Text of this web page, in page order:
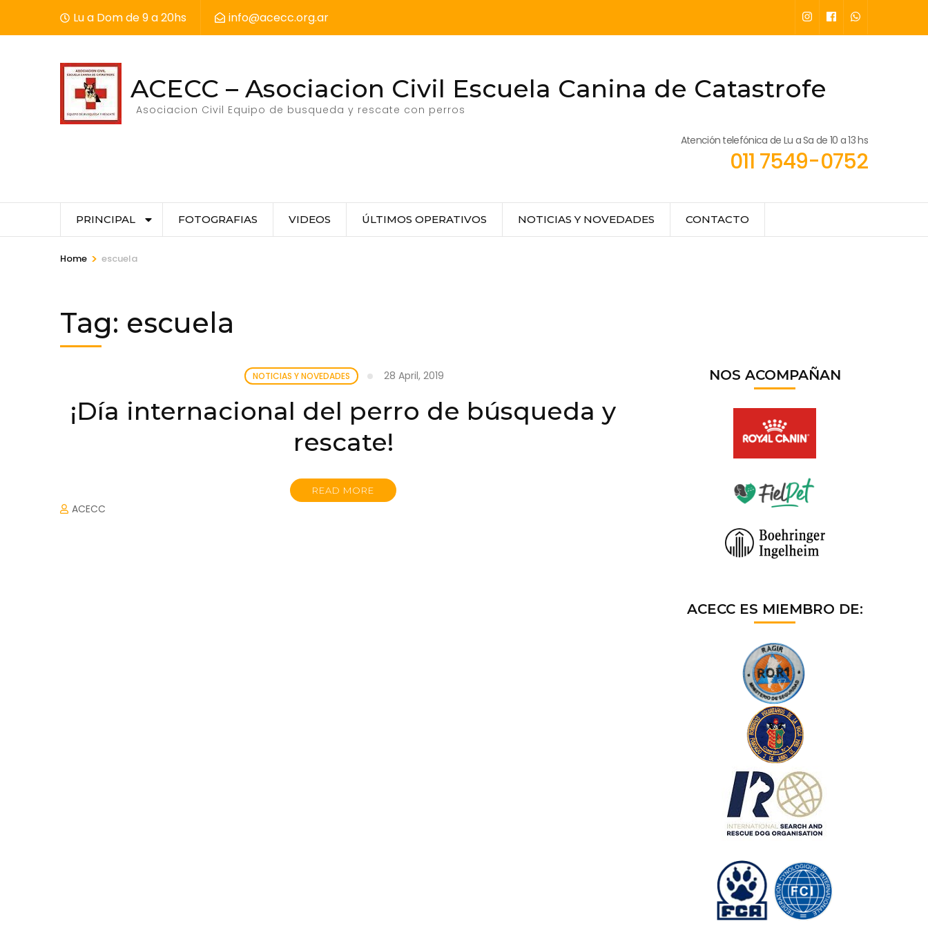
Lu a Dom de 9 a 20hs info@acecc.org.ar
ACECC – Asociacion Civil Escuela Canina de Catastrofe
Asociacion Civil Equipo de busqueda y rescate con perros
Atención telefónica de Lu a Sa de 10 a 13 hs
011 7549-0752
PRINCIPAL FOTOGRAFIAS VIDEOS ÚLTIMOS OPERATIVOS NOTICIAS Y NOVEDADES CONTACTO
Home > escuela
Tag: escuela
NOTICIAS Y NOVEDADES 28 April, 2019
¡Día internacional del perro de búsqueda y
rescate!
READ MORE
ACECC
NOS ACOMPAÑAN
ACECC ES MIEMBRO DE: